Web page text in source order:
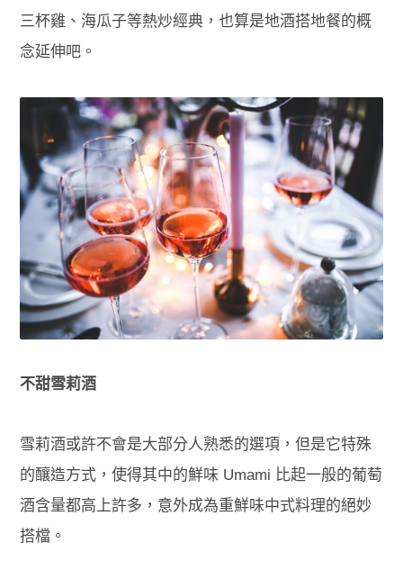
三杯雞、海瓜子等熱炒經典，也算是地酒搭地餐的概
念延伸吧。
不甜雪莉酒
雪莉酒或許不會是大部分人熟悉的選項，但是它特殊
的釀造方式，使得其中的鮮味 Umami 比起一般的葡萄
酒含量都高上許多，意外成為重鮮味中式料理的絕妙
搭檔。